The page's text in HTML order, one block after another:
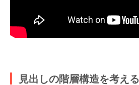
見出しの階層構造を考える